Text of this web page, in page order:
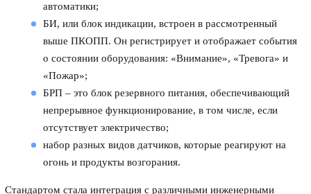
автоматики;
БИ, или блок индикации, встроен в рассмотренный
выше ПКОПП. Он регистрирует и отображает события
о состоянии оборудования: «Внимание», «Тревога» и
«Пожар»;
БРП – это блок резервного питания, обеспечивающий
непрерывное функционирование, в том числе, если
отсутствует электричество;
набор разных видов датчиков, которые реагируют на
огонь и продукты возгорания.
Стандартом стала интеграция с различными инженерными